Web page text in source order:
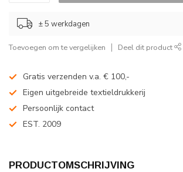
± 5 werkdagen
Toevoegen om te vergelijken Deel dit product
Gratis verzenden v.a. € 100,-
Eigen uitgebreide textieldrukkerij
Persoonlijk contact
EST. 2009
PRODUCTOMSCHRIJVING